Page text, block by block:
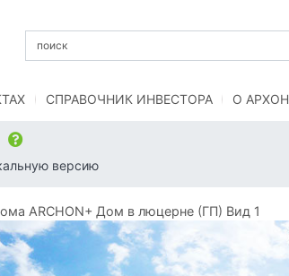
СПРАВОЧНИК ИНВЕСТОРА O АРХОН
версию
ARCHON+ Дом в люцерне (ГП) Вид 1